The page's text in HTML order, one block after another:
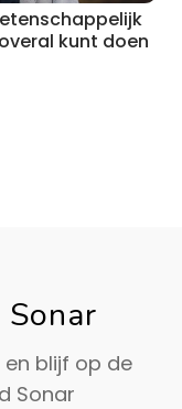
kunt doen
blijf op de
Sonar